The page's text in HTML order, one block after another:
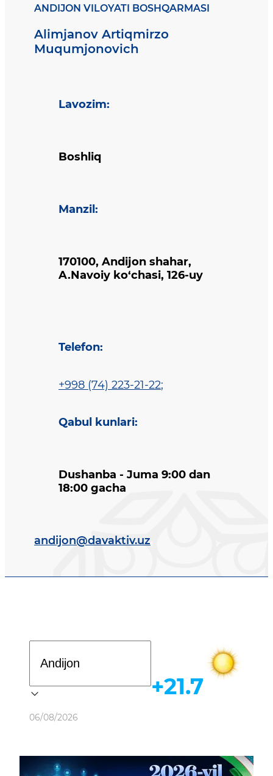
ANDIJON VILOYATI BOSHQARMASI
Alimjanov Artiqmirzo
Muqumjonovich
Lavozim:
Boshliq
Manzil :
170100, Andijon shahar,
A.Navoiy ko‘chasi, 126-uy
Telefon:
+998 (74) 223-21-22;
Qabul kunlari:
Dushanba - Juma 9:00 dan
18:00 gacha
andijon@davaktiv.uz
Ob-havo
06/08/2026
+21.7